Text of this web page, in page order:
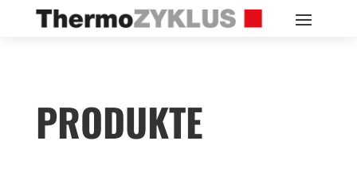
PRO­DUKTE